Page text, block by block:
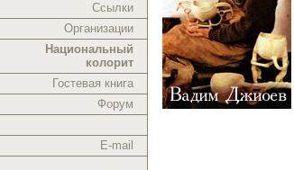
Ссылки
Организации
Национальный
колорит
Гостевая книга
Форум
E-mail